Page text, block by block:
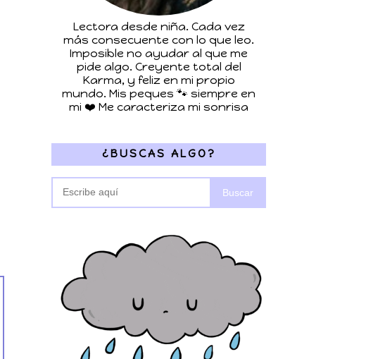
Lectora desde niña. Cada vez
más consecuente con lo que leo.
Imposible no ayudar al que me
pide algo. Creyente total del
Karma, y feliz en mi propio
mundo. Mis peques 🐾 siempre en
mi ❤️ Me caracteriza mi sonrisa
¿BUSCAS ALGO?
Buscar